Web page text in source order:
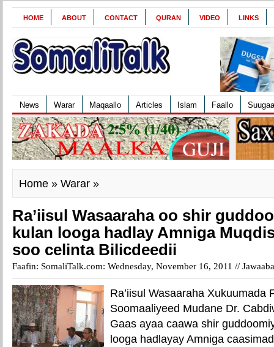
HOME ABOUT CONTACT QURAN VIDEO LINKS
News Warar Maqaallo Articles Islam Faallo
Home » Warar »
Ra’iisul Wasaaraha oo shir
kulan looga hadlay Amniga
soo celinta Bilicdeedii
Faafin: SomaliTalk.com: Wednesday, November 16, 2011 //
Ra’iisul Wasaaraha Xukuumada
Soomaaliyeed Mudane Dr.
Gaas ayaa caawa shir
looga hadlayay Amniga